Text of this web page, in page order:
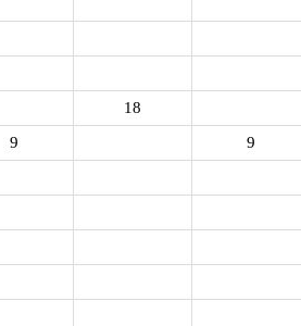
18
9 9